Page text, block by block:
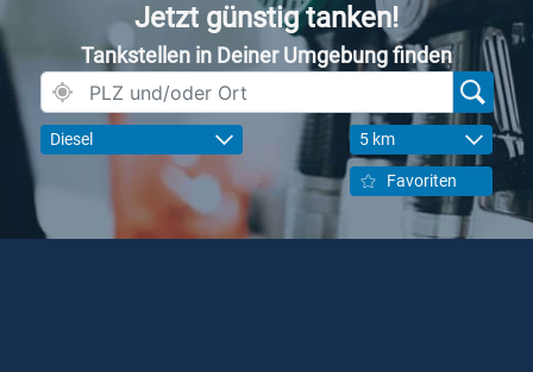
Jetzt günstig tanken!
Tankstellen in Deiner Umgebung finden
Diesel 5 km
Favoriten